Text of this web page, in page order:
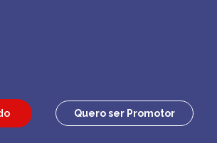
Quero ser Promotor